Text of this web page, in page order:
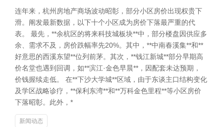
连年来，杭州房地产商场波动昭彰，部分小区房价出现权贵下
滑。阐发最新数据，以下十个小区成为房价下落最严重的代
表。 最先，**余杭区的将来科技城板块**中，部分楼盘因供应多
余、需求不及，房价跌幅率先20%。其中，**中南春溪集**和**
好意思的西溪东望**位列前茅。其次，**钱江新城**部分早期高
价名堂也遇到回调，如**滨江·金色早晨**，因配套未达预期，
价钱握续走低。 在**下沙大学城**区域，由于东谈主口结构变化
及学区战略诊疗，**保利东湾**和**万科金色里程**等小区房价
下落昭彰。此外，*
新闻动态